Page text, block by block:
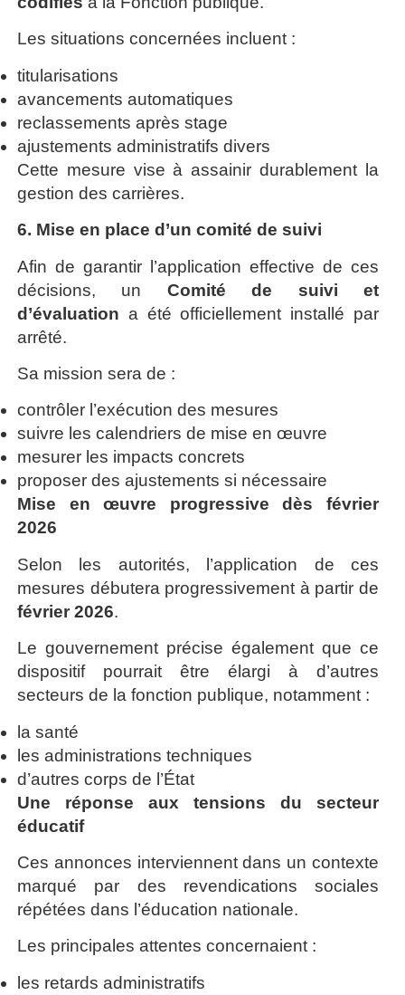
Les situations concernées incluent :
titularisations
avancements automatiques
reclassements après stage
ajustements administratifs divers
Cette mesure vise à assainir durablement la
gestion des carrières.
6. Mise en place d’un comité de suivi
Afin de garantir l’application effective de ces
décisions, un Comité de suivi et
d’évaluation a été officiellement installé par
arrêté.
Sa mission sera de :
contrôler l’exécution des mesures
suivre les calendriers de mise en œuvre
mesurer les impacts concrets
proposer des ajustements si nécessaire
Mise en œuvre progressive dès février
2026
Selon les autorités, l’application de ces
mesures débutera progressivement à partir de
février 2026.
Le gouvernement précise également que ce
dispositif pourrait être élargi à d’autres
secteurs de la fonction publique, notamment :
la santé
les administrations techniques
d’autres corps de l’État
Une réponse aux tensions du secteur
éducatif
Ces annonces interviennent dans un contexte
marqué par des revendications sociales
répétées dans l’éducation nationale.
Les principales attentes concernaient :
les retards administratifs